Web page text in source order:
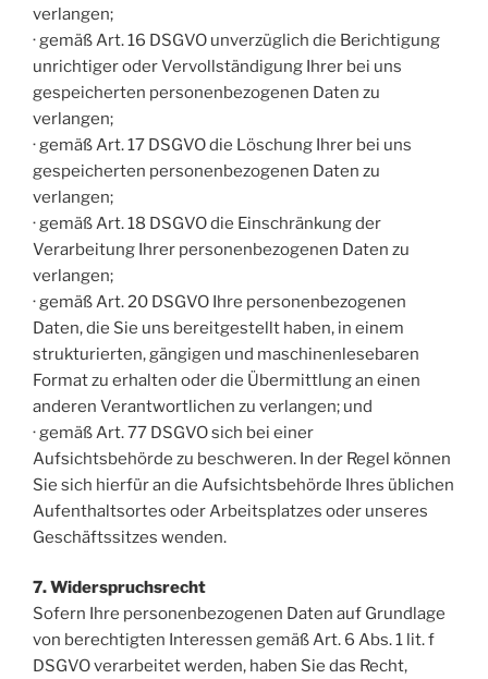
verlangen;
· gemäß Art. 16 DSGVO unverzüglich die Berichtigung
unrichtiger oder Vervollständigung Ihrer bei uns
gespeicherten personenbezogenen Daten zu
verlangen;
· gemäß Art. 17 DSGVO die Löschung Ihrer bei uns
gespeicherten personenbezogenen Daten zu
verlangen;
· gemäß Art. 18 DSGVO die Einschränkung der
Verarbeitung Ihrer personenbezogenen Daten zu
verlangen;
· gemäß Art. 20 DSGVO Ihre personenbezogenen
Daten, die Sie uns bereitgestellt haben, in einem
strukturierten, gängigen und maschinenlesebaren
Format zu erhalten oder die Übermittlung an einen
anderen Verantwortlichen zu verlangen; und
· gemäß Art. 77 DSGVO sich bei einer
Aufsichtsbehörde zu beschweren. In der Regel können
Sie sich hierfür an die Aufsichtsbehörde Ihres üblichen
Aufenthaltsortes oder Arbeitsplatzes oder unseres
Geschäftssitzes wenden.
7. Widerspruchsrecht
Sofern Ihre personenbezogenen Daten auf Grundlage
von berechtigten Interessen gemäß Art. 6 Abs. 1 lit. f
DSGVO verarbeitet werden, haben Sie das Recht,